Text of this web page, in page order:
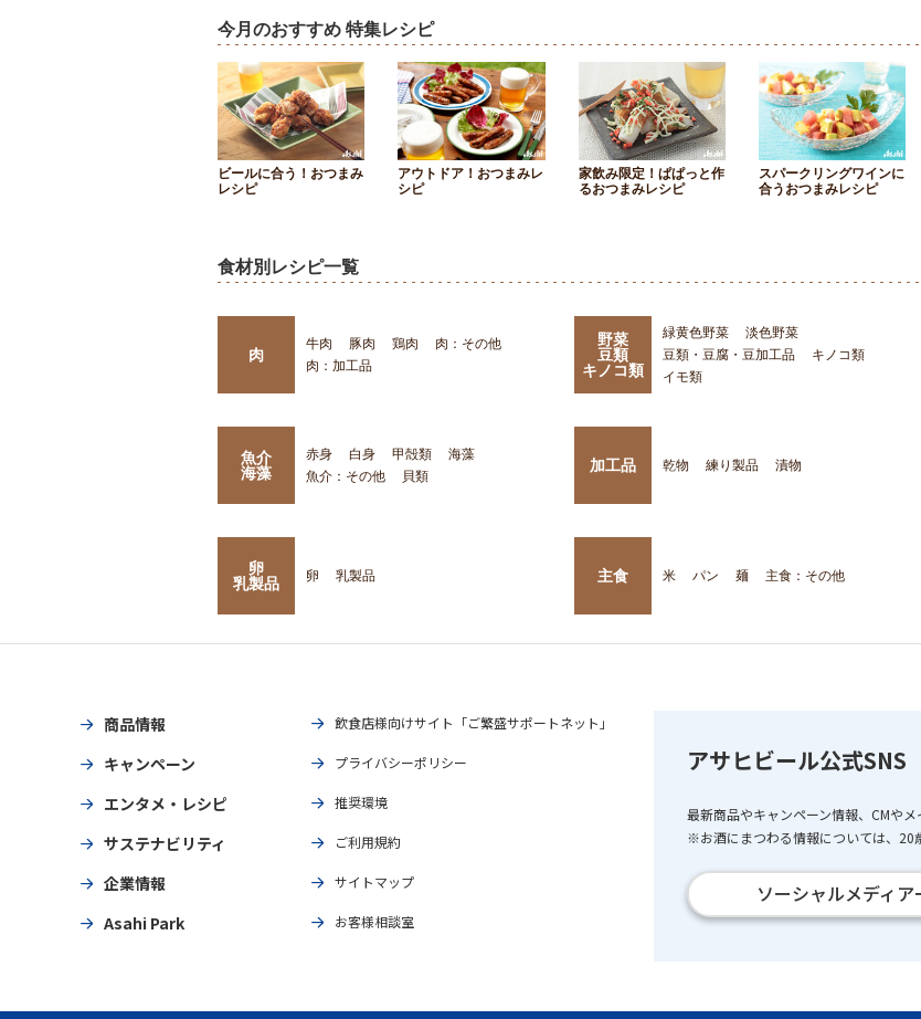
今月のおすすめ 特集レシピ
ビールに合う！おつまみ
レシピ
アウトドア！おつまみレ
シピ
家飲み限定！ぱぱっと作
るおつまみレシピ
スパークリングワインに
合うおつまみレシピ
食材別レシピ一覧
肉
牛肉 豚肉 鶏肉
肉：その他
肉：加工品
野菜
豆類
キノコ類
緑黄色野菜
淡色野菜
豆類・豆腐・豆加工品
キノコ類
イモ類
魚介
海藻
赤身 白身 甲殻類
海藻
魚介：その他
貝類
加工品 乾物 練り製品 漬物
卵
乳製品
卵 乳製品 主食 米 パン 麺 主食：その他
商品情報
キャンペーン
エンタメ・レシピ
サステナビリティ
企業情報
Asahi Park
飲食店様向けサイト「ご繁盛サポートネット」
プライバシーポリシー
推奨環境
ご利用規約
サイトマップ
お客様相談室
アサヒビール公式SNS
最新商品やキャンペーン情報、CMや
※お酒にまつわる情報については、20
ソーシャルメディア